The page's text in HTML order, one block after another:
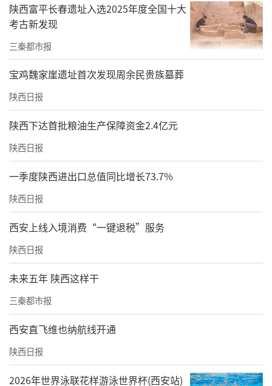
陕西富平长春遗址入选2025年度全国十大
考古新发现
三秦都市报
宝鸡魏家崖遗址首次发现周余民贵族墓葬
陕西日报
陕西下达首批粮油生产保障资金2.4亿元
陕西日报
一季度陕西进出口总值同比增长73.7%
陕西日报
西安上线入境消费“一键退税”服务
陕西日报
未来五年 陕西这样干
三秦都市报
西安直飞维也纳航线开通
陕西日报
2026年世界泳联花样游泳世界杯(西安站)